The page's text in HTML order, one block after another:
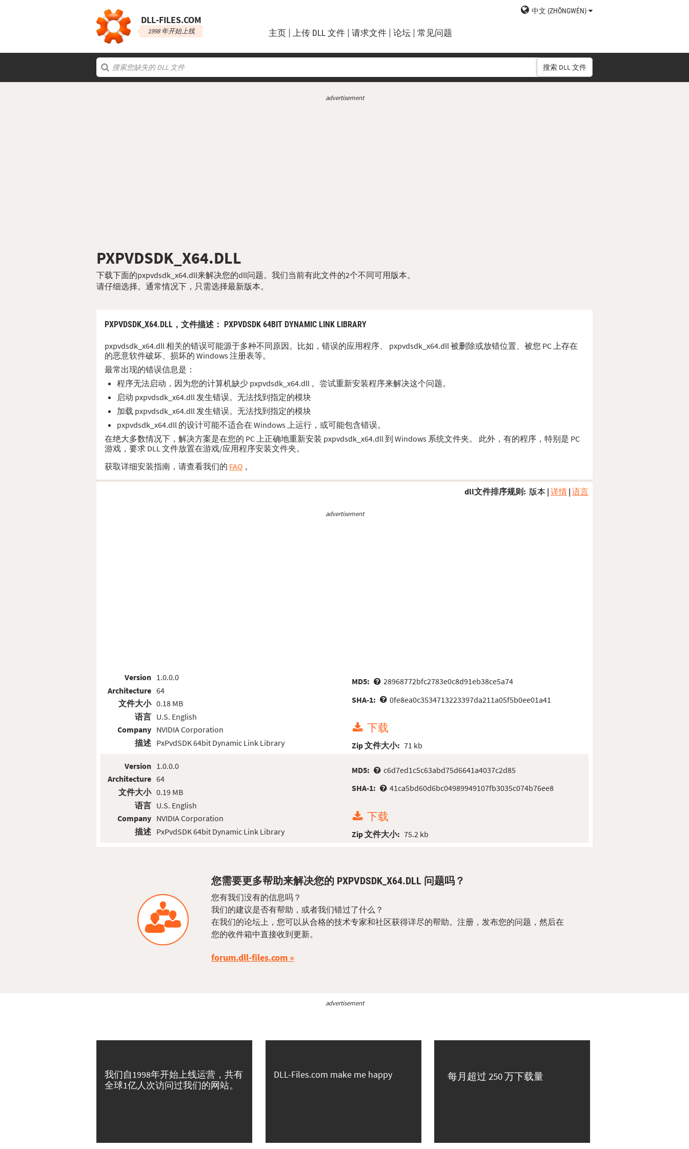
DLL‑FILES.COM
1998 年开始上线
中文 (ZHŌNGWÉN)
主页 上传 DLL 文件 请求文件 论坛 常见问题
搜索 DLL 文件
advertisement
PXPVDSDK_X64.DLL
下载下面的pxpvdsdk_x64.dll来解决您的dll问题。我们当前有此文件的2个不同可用版本。
请仔细选择。通常情况下，只需选择最新版本。
PXPVDSDK_X64.DLL， 文件描述 ： PXPVDSDK 64BIT DYNAMIC LINK LIBRARY
pxpvdsdk_x64.dll 相关的错误可能源于多种不同原因。比如，错误的应用程序、 pxpvdsdk_x64.dll 被删除或放错位置、被您 PC 上存在
的恶意软件破坏、损坏的 Windows 注册表等。
最常出现的错误信息是：
程序无法启动，因为您的计算机缺少 pxpvdsdk_x64.dll 。尝试重新安装程序来解决这个问题。
启动 pxpvdsdk_x64.dll 发生错误。无法找到指定的模块
加载 pxpvdsdk_x64.dll 发生错误。无法找到指定的模块
pxpvdsdk_x64.dll 的设计可能不适合在 Windows 上运行，或可能包含错误。
在绝大多数情况下，解决方案是在您的 PC 上正确地重新安装 pxpvdsdk_x64.dll 到 Windows 系统文件夹。 此外，有的程序，特别是 PC
游戏，要求 DLL 文件放置在游戏/应用程序安装文件夹。
获取详细安装指南，请查看我们的 FAQ 。
dll文件排序规则: 版本 | 详情 | 语言
advertisement
Version
Architecture
文件大小
语言
Company
描述
1.0.0.0
64
0.18 MB
U.S. English
NVIDIA Corporation
PxPvdSDK 64bit Dynamic Link Library
MD5:
28968772bfc2783e0c8d91eb38ce5a74
SHA-1:
0fe8ea0c3534713223397da211a05f5b0ee01a41
下载
Zip 文件大小: 71 kb
Version
Architecture
文件大小
语言
Company
描述
1.0.0.0
64
0.19 MB
U.S. English
NVIDIA Corporation
PxPvdSDK 64bit Dynamic Link Library
MD5:
c6d7ed1c5c63abd75d6641a4037c2d85
SHA-1:
41ca5bd60d6bc04989949107fb3035c074b76ee8
下载
Zip 文件大小: 75.2 kb
您需要更多帮助来解决您的 PXPVDSDK_X64.DLL 问题吗？
您有我们没有的信息吗？
我们的建议是否有帮助，或者我们错过了什么？
在我们的论坛上，您可以从合格的技术专家和社区获得详尽的帮助。注册，发布您的问题，然后在
您的收件箱中直接收到更新。
forum.dll-files.com
advertisement
我们自1998年开始上线运营，共有
全球1亿人次访问过我们的网站。
DLL-Files.com make me happy 每月超过 250 万下载量